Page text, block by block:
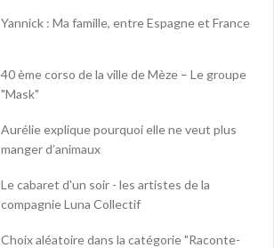
Yannick : Ma famille, entre Espagne et France
40 ème corso de la ville de Mèze – Le groupe
"Mask"
Aurélie explique pourquoi elle ne veut plus
manger d’animaux
Le cabaret d'un soir - les artistes de la
compagnie Luna Collectif
Choix aléatoire dans la catégorie "Raconte-